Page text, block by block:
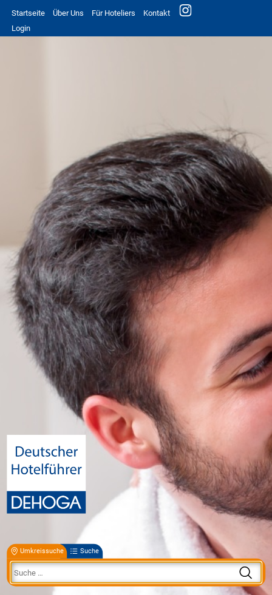
Startseite Über Uns Für Hoteliers
Kontakt
Login
Umkreissuche Suche